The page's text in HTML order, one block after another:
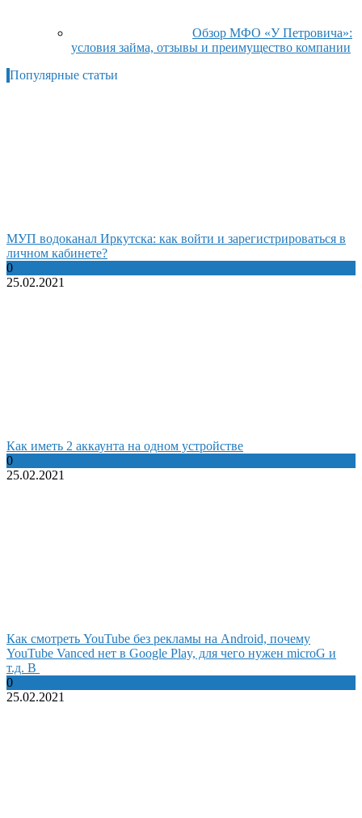
Обзор МФО «У Петровича»:
условия займа, отзывы и преимущество компании
Популярные статьи
МУП водоканал Иркутска: как войти и зарегистрироваться в
личном кабинете?
0
25.02.2021
Как иметь 2 аккаунта на одном устройстве
0
25.02.2021
Как смотреть YouTube без рекламы на Android, почему
YouTube Vanced нет в Google Play, для чего нужен microG и
т.д. В
0
25.02.2021